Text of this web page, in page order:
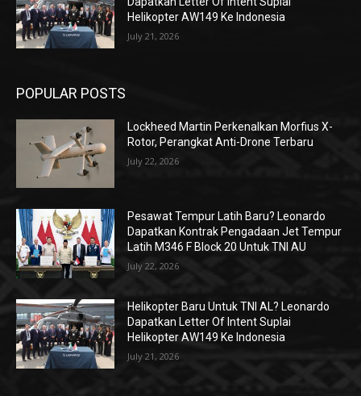
Helikopter AW149 Ke Indonesia
July 21, 2026
POPULAR POSTS
Lockheed Martin Perkenalkan Morfius X-
Rotor, Perangkat Anti-Drone Terbaru
July 22, 2026
Pesawat Tempur Latih Baru? Leonardo
Dapatkan Kontrak Pengadaan Jet Tempur
Latih M346 F Block 20 Untuk TNI AU
July 22, 2026
Helikopter Baru Untuk TNI AL? Leonardo
Dapatkan Letter Of Intent Suplai
Helikopter AW149 Ke Indonesia
July 21, 2026